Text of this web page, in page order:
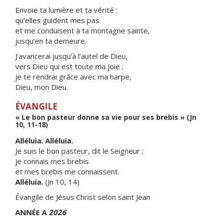
Envoie ta lumière et ta vérité :
qu’elles guident mes pas
et me conduisent à ta montagne sainte,
jusqu’en ta demeure.
J’avancerai jusqu’à l’autel de Dieu,
vers Dieu qui est toute ma joie ;
je te rendrai grâce avec ma harpe,
Dieu, mon Dieu.
ÉVANGILE
« Le bon pasteur donne sa vie pour ses brebis » (Jn
10, 11-18)
Alléluia. Alléluia.
Je suis le bon pasteur, dit le Seigneur ;
je connais mes brebis
et mes brebis me connaissent.
Alléluia. (Jn 10, 14)
Évangile de Jésus Christ selon saint Jean
ANNÉE A2026